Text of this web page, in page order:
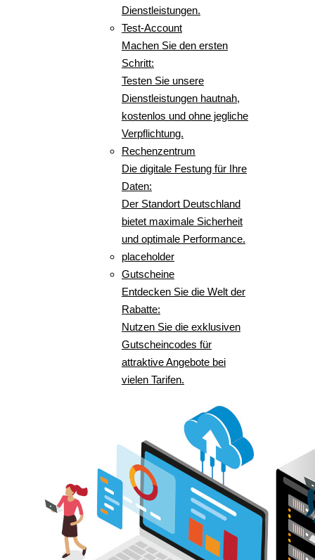
Dienstleistungen.
Test-Account
Machen Sie den ersten
Schritt:
Testen Sie unsere
Dienstleistungen hautnah,
kostenlos und ohne jegliche
Verpflichtung.
Rechenzentrum
Die digitale Festung für Ihre
Daten:
Der Standort Deutschland
bietet maximale Sicherheit
und optimale Performance.
placeholder
Gutscheine
Entdecken Sie die Welt der
Rabatte:
Nutzen Sie die exklusiven
Gutscheincodes für
attraktive Angebote bei
vielen Tarifen.